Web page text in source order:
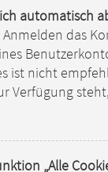
automatisch
das
ist nicht
Verfügung
„Alle